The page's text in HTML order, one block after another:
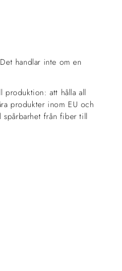
handlar inte om en
produktion: att hålla all
produkter inom EU och
spårbarhet från fiber till